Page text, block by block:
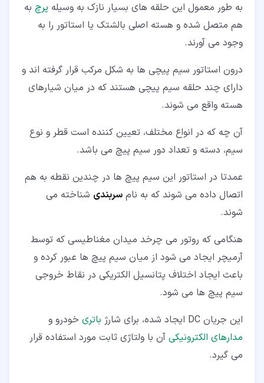
به طور معمول این حلقه های بسیار نازک به وسیله پرچ به
هم متصل شده و هسته اصلی بالشتک یا استاتور را به
وجود می آورند.
درون استاتور سیم پیچی ها به شکل مرکب قرار گرفته اند و
دارای چند حلقه سیم پیچی هستند که در میان شیارهای
هسته واقع می شوند.
آن چه که در انواع مختلف، تعیین کننده است قطر و نوع
سیم، دسته و تعداد دور سیم پیچ می باشد.
عمدتا در استاتور این سیم پیچ ها در چندین نقطه به هم
اتصال داده می شوند که به نام سربندی شناخته می
شوند.
هنگامی که روتور می چرخد میدان مغناطیسی که توسط
آرمیچر ایجاد می شود از میان سیم پیچ ها عبور کرده و
باعث ایجاد اختلاف پتانسیل الکتریکی در نقاط خروجی
سیم پیچ ها می شود.
این جریان DC ایجاد شده، برای شارژ
باتری خودرو و
مدارهای الکترونیکی آن با ولتاژی ثابت مورد استفاده قرار
می گیرد.